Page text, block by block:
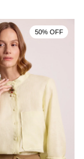
50% OFF